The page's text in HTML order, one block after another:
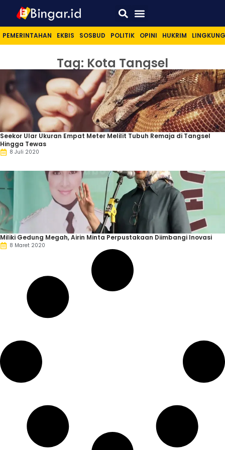
PEMERINTAHAN EKBIS SOSBUD POLITIK OPINI HUKRIM
Tag: Kota Tangsel
Seekor Ular Ukuran Empat Meter Melilit Tubuh Remaja di Tangsel
Hingga Tewas
8 Juli 2020
Miliki Gedung Megah, Airin Minta Perpustakaan Diimbangi Inovasi
8 Maret 2020